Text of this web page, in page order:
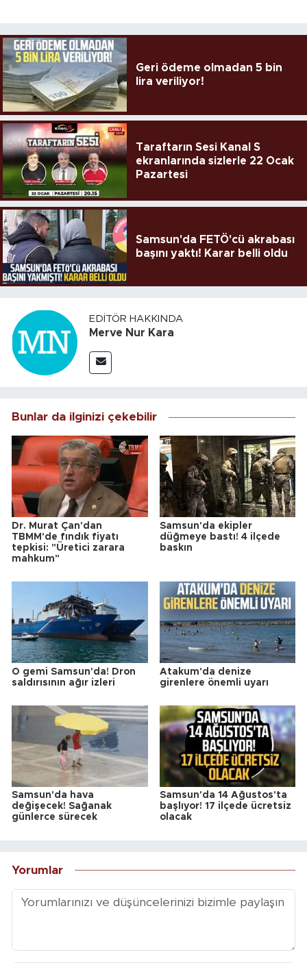
Geri ödeme olmadan 5 bin
lira veriliyor!
Taraftarın Sesi Kanal S
ekranlarında sizlerle 22 Ocak
Pazartesi
Samsun'da FETÖ'cü akrabası
başını yaktı! Karar belli oldu
EDITÖR HAKKINDA
Merve Nur Kara
Bunlar da ilginizi çekebilir
Dr. Murat Çan'dan
TBMM'de fındık fiyatı
tepkisi: "Üretici zarara
mahkum"
Samsun'da ekipler
düğmeye bastı! 4 ilçede
baskın
O gemi Samsun'da! Dron
saldırısının ağır izleri
Atakum'da denize
girenlere önemli uyarı
Samsun'da hava
değişecek! Sağanak
günlerce sürecek
Samsun'da 14 Ağustos'ta
başlıyor! 17 ilçede ücretsiz
olacak
Yorumlar